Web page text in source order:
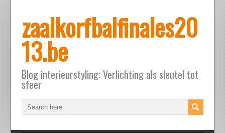
zaalkorfbalfinales20
13.be
Blog interieurstyling: Verlichting als sleutel tot
sfeer